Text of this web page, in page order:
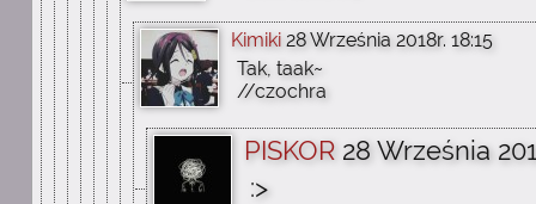
Kimiki 28 Września 2018r. 18:15
Tak, taak~
//czochra
PISKOR 28 Września
:>